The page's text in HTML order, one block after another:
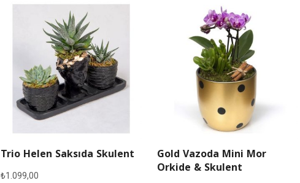
Trio Helen Saksıda Skulent
₺1.099,00
Gold Vazoda Mini Mor
Orkide & Skulent